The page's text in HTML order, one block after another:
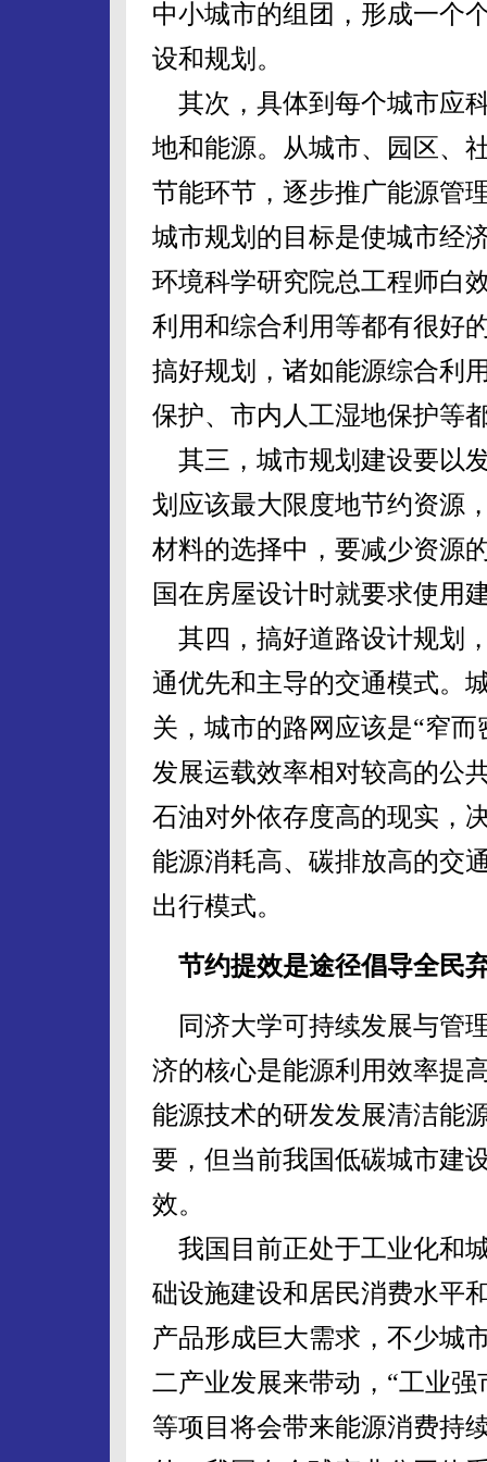
中小城市的组团，形成一个
设和规划。
其次，具体到每个城市应
地和能源。从城市、园区、
节能环节，逐步推广能源管
城市规划的目标是使城市经
环境科学研究院总工程师白
利用和综合利用等都有很好
搞好规划，诸如能源综合利
保护、市内人工湿地保护等
其三，城市规划建设要以
划应该最大限度地节约资源
材料的选择中，要减少资源
国在房屋设计时就要求使用
其四，搞好道路设计规划
通优先和主导的交通模式。
关，城市的路网应该是“窄
发展运载效率相对较高的公
石油对外依存度高的现实，
能源消耗高、碳排放高的交
出行模式。
节约提效是途径倡导全民
同济大学可持续发展与管
济的核心是能源利用效率提
能源技术的研发发展清洁能
要，但当前我国低碳城市建
效。
我国目前正处于工业化和
础设施建设和居民消费水平
产品形成巨大需求，不少城
二产业发展来带动，“工业
等项目将会带来能源消费持